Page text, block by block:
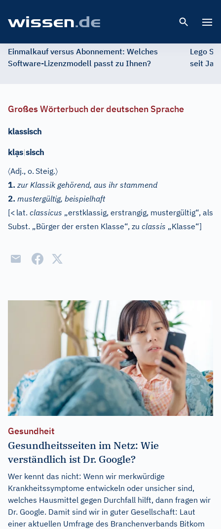
Einmalkauf versus Abonnement: Welches
Software-Lizenzmodell passt zu Ihnen?
Lego
seit
Großes Wörterbuch der deutschen Sprache
klassisch
klạs|sisch
〈Adj., o. Steig.〉
1. zur Klassik gehörend, aus ihr stammend
2. mustergültig, beispielhaft
[< lat. classicus „erstklassig, erstrangig, mustergültig“, als
Subst. „Bürger der ersten Klasse“, zu classis „Klasse“]
Gesundheit
Gesundheitsseiten im Netz: Wie
verständlich ist Dr. Google?
Wer kennt das nicht: Wenn wir merkwürdige
Krankheitssymptome entwickeln oder unsicher sind,
welches Hausmittel gegen Durchfall hilft, dann fragen wir
Dr. Google. Damit sind wir in guter Gesellschaft: Laut
einer aktuellen Umfrage des Branchenverbands Bitkom